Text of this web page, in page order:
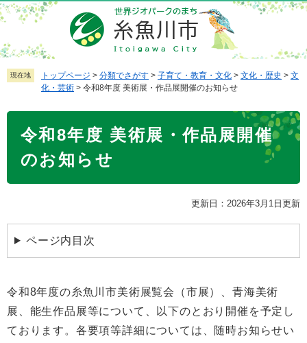
ペ
ー
ジ
の
先
メ
ニ
ュ
ー
を現在地 トップページ > 分類でさがす > 子育て・教育・文化 > 文化・歴史 > 文
化・芸術 > 令和8年度 美術展・作品展開催のお知らせ
令和8年度 美術展・作品展開催
のお知らせ
更新日：2026年3月1日更新
ページ内目次
令和8年度の糸魚川市美術展覧会（市展）、青海美術
展、能生作品展等について、以下のとおり開催を予定し
ております。各要項等詳細については、随時お知らせい